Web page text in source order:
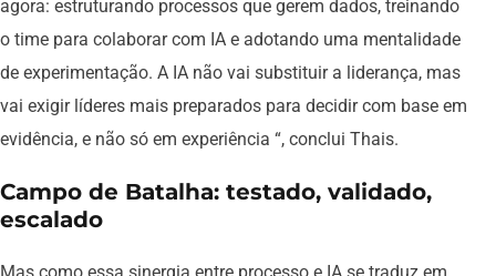
agora: estruturando processos que gerem dados, treinando
o time para colaborar com IA e adotando uma mentalidade
de experimentação. A IA não vai substituir a liderança, mas
vai exigir líderes mais preparados para decidir com base em
evidência, e não só em experiência “, conclui Thais.
Campo de Batalha: testado, validado,
escalado